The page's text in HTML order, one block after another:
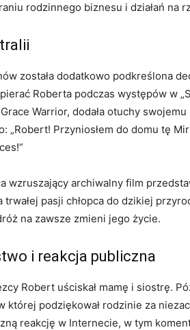
rodzinnego biznesu i działań na
została dodatkowo podkreślona
Roberta podczas występów w
Warrior, dodała otuchy
„Robert! Przyniosłem do domu tę
wzruszający archiwalny film
pasji chłopca do dzikiej
na zawsze zmieni jego życie.
i reakcja publiczna
Robert uściskał mamę i siostrę.
której podziękował rodzinie za
reakcję w Internecie, w tym